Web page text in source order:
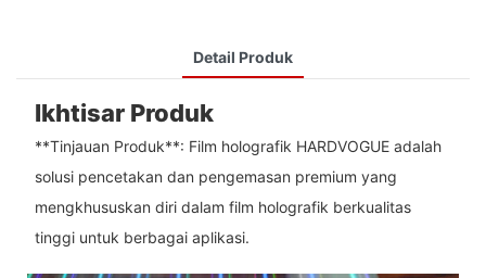
Detail Produk
Ikhtisar Produk
**Tinjauan Produk**: Film holografik HARDVOGUE adalah
solusi pencetakan dan pengemasan premium yang
mengkhususkan diri dalam film holografik berkualitas
tinggi untuk berbagai aplikasi.